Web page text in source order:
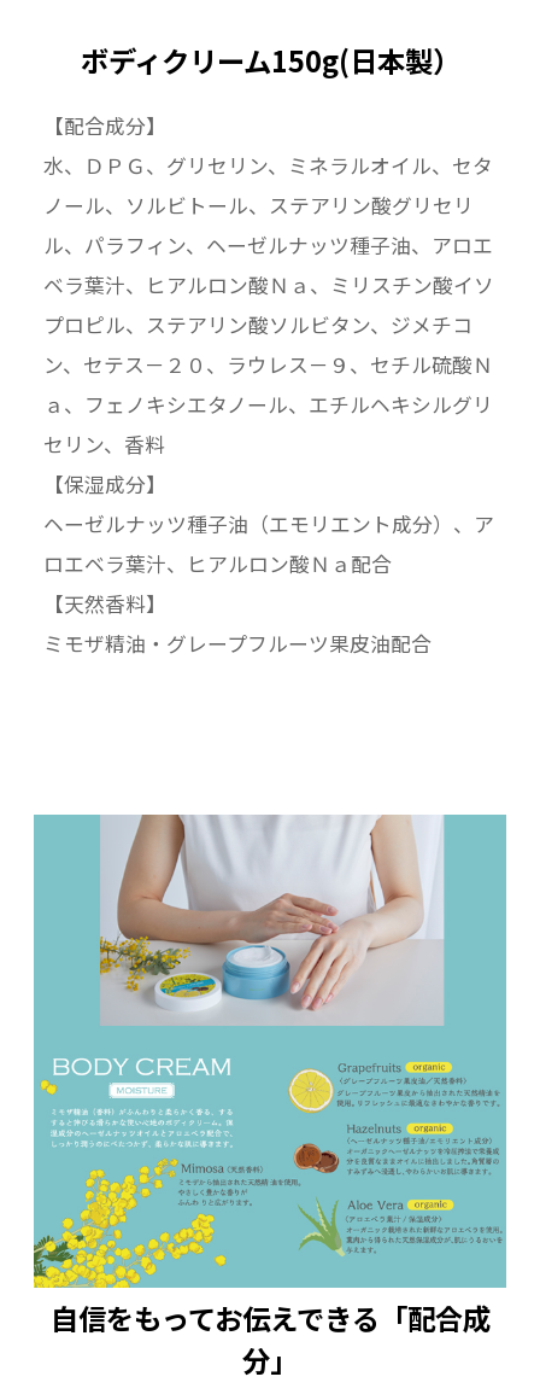
ボディクリーム150g(日本製）
【配合成分】
水、ＤＰＧ、グリセリン、ミネラルオイル、セタ
ノール、ソルビトール、ステアリン酸グリセリ
ル、パラフィン、ヘーゼルナッツ種子油、アロエ
ベラ葉汁、ヒアルロン酸Ｎａ、ミリスチン酸イソ
プロピル、ステアリン酸ソルビタン、ジメチコ
ン、セテス－２０、ラウレス－９、セチル硫酸Ｎ
ａ、フェノキシエタノール、エチルヘキシルグリ
セリン、香料
【保湿成分】
ヘーゼルナッツ種子油（エモリエント成分）、ア
ロエベラ葉汁、ヒアルロン酸Ｎａ配合
【天然香料】
ミモザ精油・グレープフルーツ果皮油配合
自信をもってお伝えできる「配合成
分」